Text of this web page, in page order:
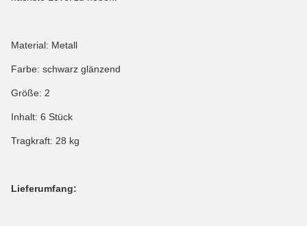
Material: Metall
Farbe: schwarz glänzend
Größe: 2
Inhalt: 6 Stück
Tragkraft: 28 kg
Lieferumfang: